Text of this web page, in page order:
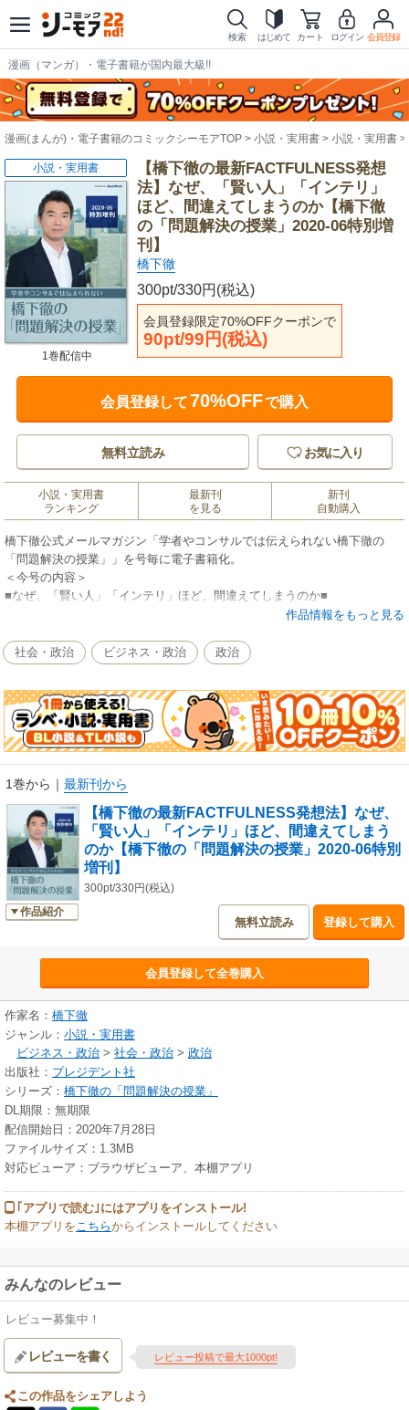
検索 はじめて カート ログイン 会員登録
漫画（マンガ）・電子書籍が国内最大級!!
漫画(まんが)・電子書籍のコミックシーモアTOP 小説・実用書 小説・実用書
【橋下徹の最新FACTFULNESS発想
法】なぜ、「賢い人」「インテリ」
ほど、間違えてしまうのか【橋下徹
の「問題解決の授業」2020‐06特別増
刊】
橋下徹
300pt/330円(税込)
会員登録限定70%OFFクーポンで
90pt/99円(税込)
小説・実用書
1巻配信中
会員登録して70%OFFで購入
無料立読み お気に入り
小説・実用書
ランキング
最新刊
を見る
新刊
自動購入
橋下徹公式メールマガジン「学者やコンサルでは伝えられない橋下徹の
「問題解決の授業」」を号毎に電子書籍化。
＜今号の内容＞
■なぜ、「賢い人」「インテリ」ほど、間違えてしまうのか■
■×記事の詳細を覚える／〇常に持論を構築■
■間違ったら「即削除・訂正」「即謝罪」が鉄則■
＜橋下徹メッセージ＞
『独裁者』『民主主義の破壊者』と散々な言われ方をされてきた僕です
が、私人に戻った今だからこそ、皆さんにお話したいことがたくさんあり
んの一部。しかも、いちいち訂正するのが間に合わないほどに好き勝手に
報じられました。僕が何を考え、大阪府、大阪市の改革、そして大阪都構
想を目指したのか。小さな弁護士事務所の代表から38歳で政治家に転身し
た僕が、いかにして数万人規模の役所組織をマネジメントしたのか。資金
も組織もない中でいかにして政党を作り上げ、マネジメントしたのか。そ
れまでの役所の常識・行動様式とぶつかり合い、いかにして前例のない大
胆な改革を実行したのか。そういった本当に価値のある話は、メディアは
報じてくれないんです。だから自慢話を織り交ぜながら（笑）、皆さんの
ビジネスに少しでもお役に立ててもらえればという気持ちで全てを話すた
めにメールマガジンを始めます。僕を散々に批判してくれた人たちとも、
今まで以上に議論を戦わせていきたいと思っていますので、どうぞよろし
作品情報をもっと見る
社会・政治 ビジネス・政治 政治
1巻から ｜ 最新刊から
作品紹介
【橋下徹の最新FACTFULNESS発想法】なぜ、
「賢い人」「インテリ」ほど、間違えてしまう
のか【橋下徹の「問題解決の授業」2020‐06特別
増刊】
300pt/330円(税込)
無料立読み 登録して購入
会員登録して全巻購入
作家名： 橋下徹
ジャンル： 小説・実用書
ビジネス・政治 > 社会・政治 > 政治
出版社： プレジデント社
シリーズ： 橋下徹の「問題解決の授業」
DL期限：無期限
配信開始日：2020年7月28日
ファイルサイズ：1.3MB
対応ビューア：ブラウザビューア、本棚アプリ
｢アプリで読む｣にはアプリをインストール!
本棚アプリをこちらからインストールしてください
みんなのレビュー
レビュー募集中！
レビューを書く レビュー投稿で最大1000pt!
この作品をシェアしよう